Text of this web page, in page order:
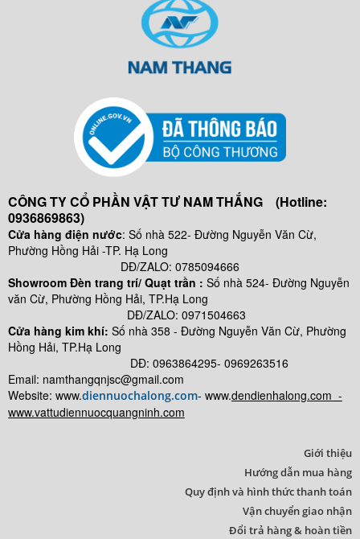
CÔNG TY CỔ PHẦN VẬT TƯ NAM THẮNG (Hotline:
0936869863)
Cửa hàng điện nước: Số nhà 522- Đường Nguyễn Văn Cừ,
Phường Hồng Hải -TP. Hạ Long
DĐ/ZALO: 0785094666
Showroom Đèn trang trí/ Quạt trần : Số nhà 524- Đường Nguyễn
văn Cừ, Phường Hồng Hải, TP.Hạ Long
DĐ/ZALO: 0971504663
Cửa hàng kim khí: Số nhà 358 - Đường Nguyễn Văn Cừ, Phường
Hồng Hải, TP.Hạ Long
DĐ: 0963864295- 0969263516
Email: namthangqnjsc@gmail.com
Website: www.diennuochalong.com- www.dendienhalong.com -
www.vattudiennuocquangninh.com
Giới thiệu
Hướng dẫn mua hàng
Quy định và hình thức thanh toán
Vận chuyển giao nhận
Đổi trả hàng & hoàn tiền